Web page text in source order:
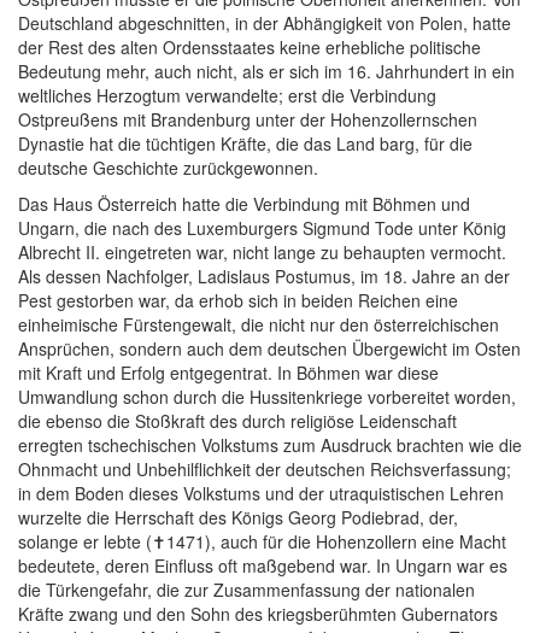
Deutschland abgeschnitten, in der Abhängigkeit von Polen, hatte
der Rest des alten Ordensstaates keine erhebliche politische
Bedeutung mehr, auch nicht, als er sich im 16. Jahrhundert in ein
weltliches Herzogtum verwandelte; erst die Verbindung
Ostpreußens mit Brandenburg unter der Hohenzollernschen
Dynastie hat die tüchtigen Kräfte, die das Land barg, für die
deutsche Geschichte zurückgewonnen.
Das Haus Österreich hatte die Verbindung mit Böhmen und
Ungarn, die nach des Luxemburgers Sigmund Tode unter König
Albrecht II. eingetreten war, nicht lange zu behaupten vermocht.
Als dessen Nachfolger, Ladislaus Postumus, im 18. Jahre an der
Pest gestorben war, da erhob sich in beiden Reichen eine
einheimische Fürstengewalt, die nicht nur den österreichischen
Ansprüchen, sondern auch dem deutschen Übergewicht im Osten
mit Kraft und Erfolg entgegentrat. In Böhmen war diese
Umwandlung schon durch die Hussitenkriege vorbereitet worden,
die ebenso die Stoßkraft des durch religiöse Leidenschaft
erregten tschechischen Volkstums zum Ausdruck brachten wie die
Ohnmacht und Unbehilflichkeit der deutschen Reichsverfassung;
in dem Boden dieses Volkstums und der utraquistischen Lehren
wurzelte die Herrschaft des Königs Georg Podiebrad, der,
solange er lebte (✝1471), auch für die Hohenzollern eine Macht
bedeutete, deren Einfluss oft maßgebend war. In Ungarn war es
die Türkengefahr, die zur Zusammenfassung der nationalen
Kräfte zwang und den Sohn des kriegsberühmten Gubernators